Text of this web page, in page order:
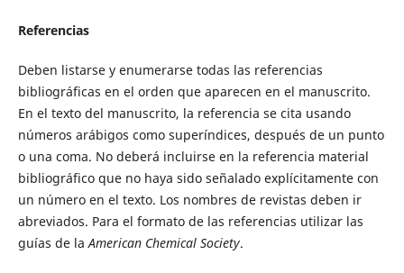
Referencias
Deben listarse y enumerarse todas las referencias
bibliográficas en el orden que aparecen en el manuscrito.
En el texto del manuscrito, la referencia se cita usando
números arábigos como superíndices, después de un punto
o una coma. No deberá incluirse en la referencia material
bibliográfico que no haya sido señalado explícitamente con
un número en el texto. Los nombres de revistas deben ir
abreviados. Para el formato de las referencias utilizar las
guías de la American Chemical Society.